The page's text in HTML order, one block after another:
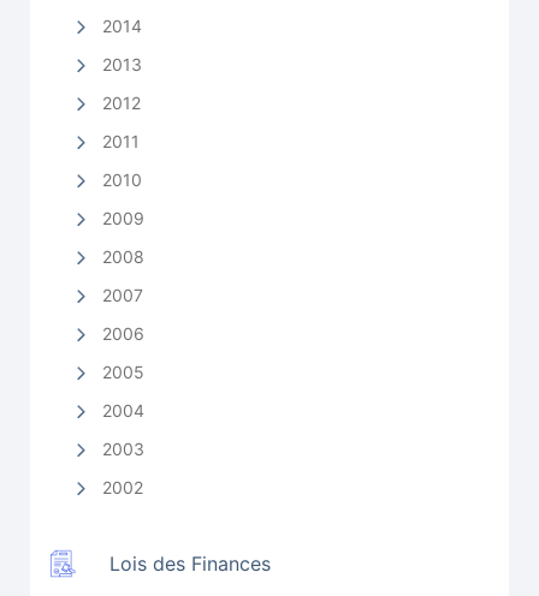
2014
2013
2012
2011
2010
2009
2008
2007
2006
2005
2004
2003
2002
Lois des Finances